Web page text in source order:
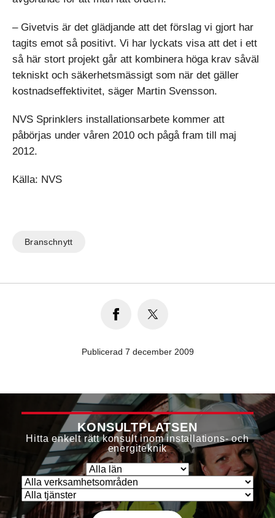
– Givetvis är det glädjande att det förslag vi gjort har
tagits emot så positivt. Vi har lyckats visa att det i ett
så här stort projekt går att kombinera höga krav såväl
tekniskt och säkerhetsmässigt som när det gäller
kostnadseffektivitet, säger Martin Svensson.
NVS Sprinklers installationsarbete kommer att
påbörjas under våren 2010 och pågå fram till maj
2012.
Källa: NVS
Branschnytt
Publicerad 7 december 2009
KONSULTPLATSEN
Hitta enkelt rätt konsult inom installations- och
energiteknik